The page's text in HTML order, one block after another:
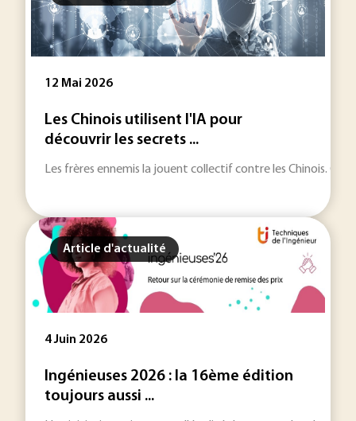
12 Mai 2026
Les Chinois utilisent l'IA pour
découvrir les secrets ...
Les frères ennemis la jouent collectif contre les Chinois.
Article d'actualité
4 Juin 2026
Ingénieuses 2026 : la 16ème édition
toujours aussi ...